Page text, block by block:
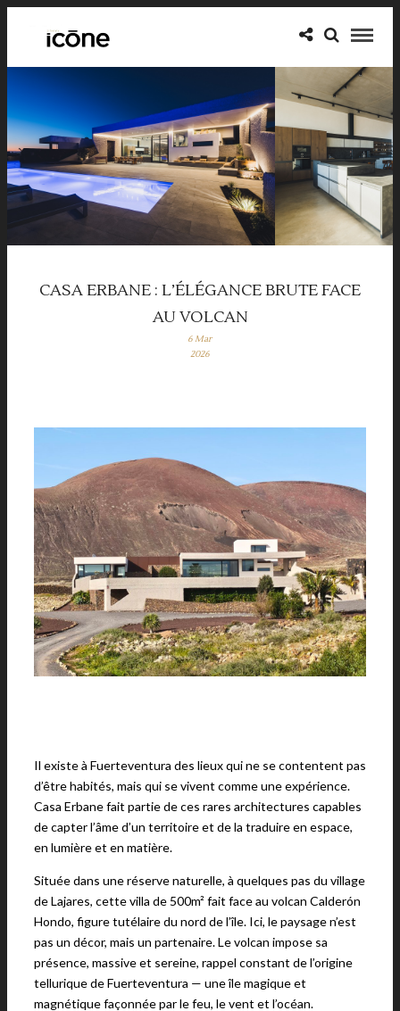
CASA ERBANE : L’ÉLÉGANCE BRUTE FACE
AU VOLCAN
6 Mar
2026
Il existe à Fuerteventura des lieux qui ne se contentent pas
d’être habités, mais qui se vivent comme une expérience.
Casa Erbane fait partie de ces rares architectures capables
de capter l’âme d’un territoire et de la traduire en espace,
en lumière et en matière.
Située dans une réserve naturelle, à quelques pas du village
de Lajares, cette villa de 500m² fait face au volcan Calderón
Hondo, figure tutélaire du nord de l’île. Ici, le paysage n’est
pas un décor, mais un partenaire. Le volcan impose sa
présence, massive et sereine, rappel constant de l’origine
tellurique de Fuerteventura — une île magique et
magnétique façonnée par le feu, le vent et l’océan.